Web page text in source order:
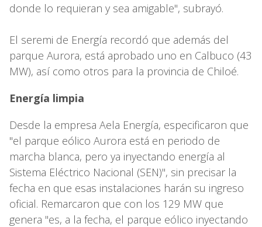
donde lo requieran y sea amigable", subrayó.
El seremi de Energía recordó que además del
parque Aurora, está aprobado uno en Calbuco (43
MW), así como otros para la provincia de Chiloé.
Energía limpia
Desde la empresa Aela Energía, especificaron que
"el parque eólico Aurora está en periodo de
marcha blanca, pero ya inyectando energía al
Sistema Eléctrico Nacional (SEN)", sin precisar la
fecha en que esas instalaciones harán su ingreso
oficial. Remarcaron que con los 129 MW que
genera "es, a la fecha, el parque eólico inyectando